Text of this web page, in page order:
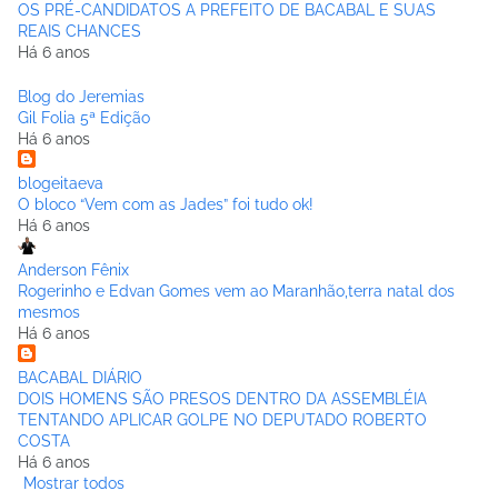
OS PRÉ-CANDIDATOS A PREFEITO DE BACABAL E SUAS
REAIS CHANCES
Há 6 anos
Blog do Jeremias
Gil Folia 5ª Edição
Há 6 anos
blogeitaeva
O bloco “Vem com as Jades” foi tudo ok!
Há 6 anos
Anderson Fênix
Rogerinho e Edvan Gomes vem ao Maranhão,terra natal dos
mesmos
Há 6 anos
BACABAL DIÁRIO
DOIS HOMENS SÃO PRESOS DENTRO DA ASSEMBLÉIA
TENTANDO APLICAR GOLPE NO DEPUTADO ROBERTO
COSTA
Há 6 anos
Mostrar todos